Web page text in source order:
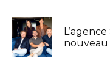
nouveau